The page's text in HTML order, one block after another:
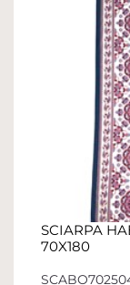
SCIARPA
70X180